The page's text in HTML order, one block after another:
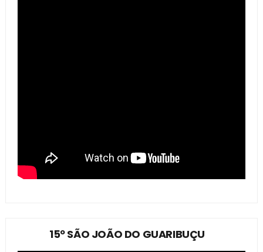
15º SÃO JOÃO DO GUARIBUÇU